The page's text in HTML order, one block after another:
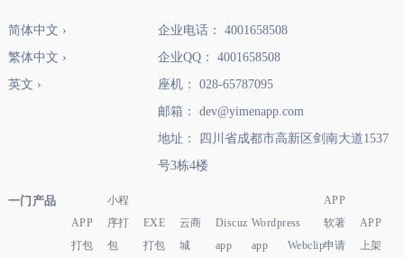
简体中文 ›
繁体中文 ›
英文 ›
企业电话： 4001658508
企业QQ： 4001658508
座机： 028-65787095
邮箱： dev@yimenapp.com
地址： 四川省成都市高新区剑南大道1537
号3栋4楼
一门产品
APP
打包
小程
序打
包
EXE
打包
云商
城
Discuz
app
Wordpress
app
Webclip
APP
软著
申请
APP
上架